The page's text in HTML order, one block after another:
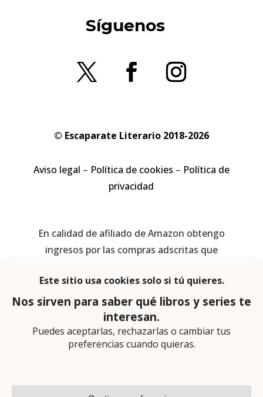
Síguenos
© Escaparate Literario 2018-2026
Aviso legal – Política de cookies – Política de
privacidad
En calidad de afiliado de Amazon obtengo
ingresos por las compras adscritas que
Página web diseñada por